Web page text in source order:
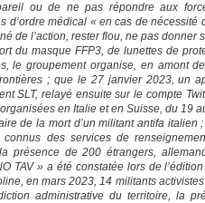
ou de ne pas répondre aux
d’ordre médical « en cas de nécessité
de l’action, rester flou, ne pas donner
du masque FFP3, de lunettes de
le groupement organise, en amont
; que le 27 janvier 2023, un
SLT, relayé ensuite sur le compte
en Italie et en Suisse, du 19
de la mort d’un militant antifa italien
des services de
présence de 200 étrangers,
TAV » a été constatée lors de
en mars 2023, 14 militants
administrative du territoire, la